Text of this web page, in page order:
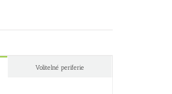
Volitelné periferie